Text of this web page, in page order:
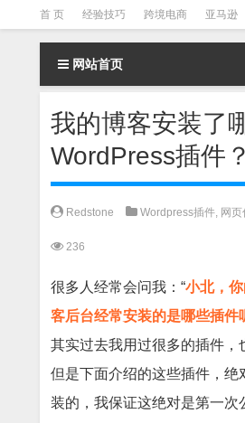
首 页 经验技巧 跨境电商 亚马逊
Facebook营销 Facebook广告
instagram营销
网站首页
我的博客安装了
WordPress插件？
Redstone Wordpress插件, 网
236
很多人经常会问我：“小北，
客后台经常安装的是哪些插件
其实过去我用过很多的插件，
但是下面介绍的这些插件，绝
装的，我保证这绝对是第一次